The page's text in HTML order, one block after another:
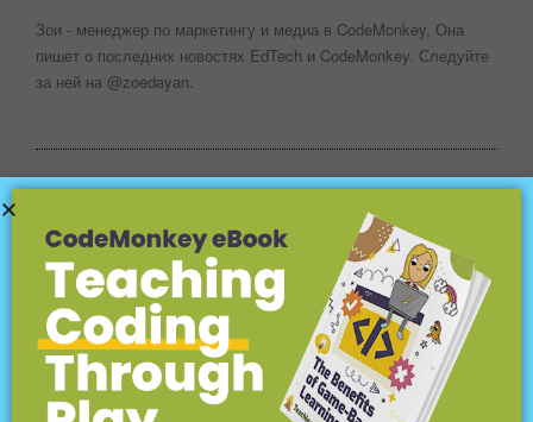
Зои - менеджер по маркетингу и медиа в CodeMonkey. Она
пишет о последних новостях EdTech и CodeMonkey. Следуйте
за ней на @zoedayan.
О CodeMonkey(18) Объяснение концепций кодирования(18)
Кодирование для детей(45) Языки программирования(15)
Платформы и программы кодирования
(12) Соревнования
(25)
Информатика и математика
Компьютерные науки и не только
Конференции(7)
Цифровая грамотность и гражданственность(40) EdTech
(56)
Для учителей(148) Домашнее обучение(15) Час кода
(6)